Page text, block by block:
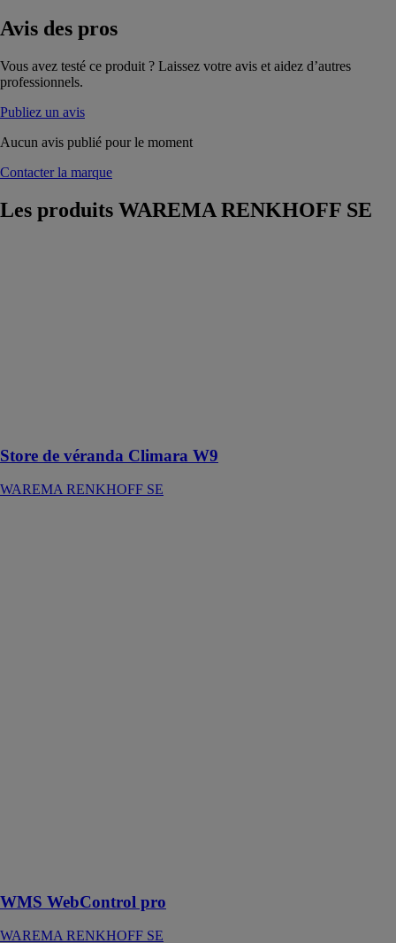
Avis des pros
Vous avez testé ce produit ? Laissez votre avis et aidez d’autres
professionnels.
Publiez un avis
Aucun avis publié pour le moment
Contacter la marque
Les produits WAREMA RENKHOFF SE
Store de véranda Climara W9
WAREMA RENKHOFF SE
WMS WebControl pro
WAREMA RENKHOFF SE